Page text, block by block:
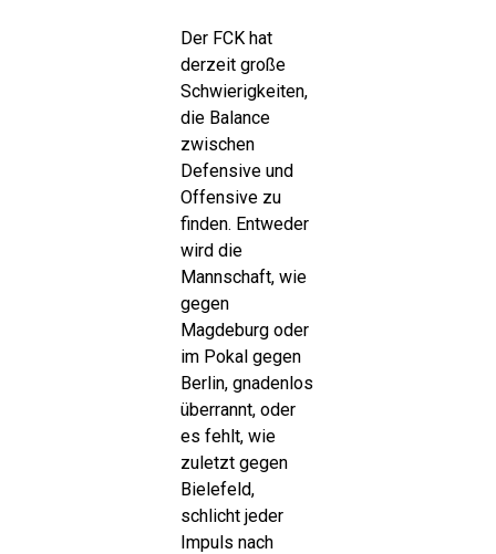
Der FCK hat
derzeit große
Schwierigkeiten,
die Balance
zwischen
Defensive und
Offensive zu
finden. Entweder
wird die
Mannschaft, wie
gegen
Magdeburg oder
im Pokal gegen
Berlin, gnadenlos
überrannt, oder
es fehlt, wie
zuletzt gegen
Bielefeld,
schlicht jeder
Impuls nach